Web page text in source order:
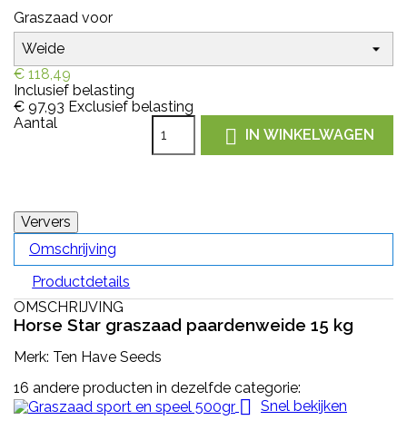
Graszaad voor
€ 118,49
Inclusief belasting
€ 97,93 Exclusief belasting
Aantal
 IN WINKELWAGEN
Omschrijving
Productdetails
OMSCHRIJVING
Horse Star graszaad paardenweide 15 kg
Merk: Ten Have Seeds
16 andere producten in dezelfde categorie:
 Snel bekijken